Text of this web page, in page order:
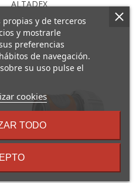
ALTADEX
y de terceros
y mostrarle
preferencias
de navegación.
su uso pulse el
cookies
TODO